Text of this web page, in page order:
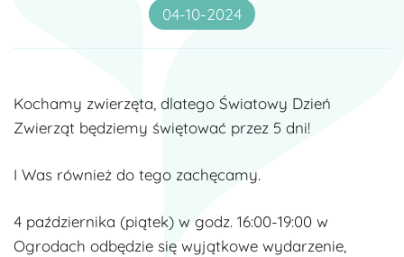
04-10-2024
Kochamy zwierzęta, dlatego Światowy Dzień
Zwierząt będziemy świętować przez 5 dni!
I Was również do tego zachęcamy.
4 października (piątek) w godz. 16:00-19:00 w
Ogrodach odbędzie się wyjątkowe wydarzenie,